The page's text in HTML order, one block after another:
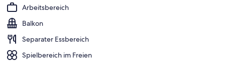
Arbeitsbereich
Balkon
Separater Essbereich
Spielbereich im Freien